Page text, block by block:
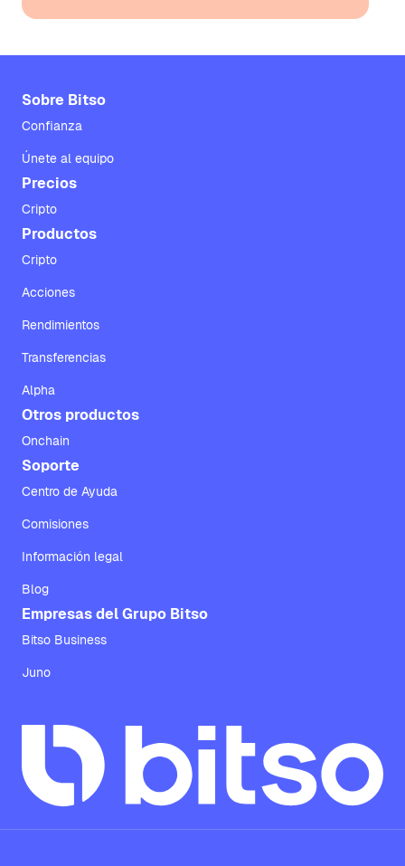
Sobre Bitso
Confianza
Únete al equipo
Precios
Cripto
Productos
Cripto
Acciones
Rendimientos
Transferencias
Alpha
Otros productos
Onchain
Soporte
Centro de Ayuda
Comisiones
Información legal
Blog
Empresas del Grupo Bitso
Bitso Business
Juno